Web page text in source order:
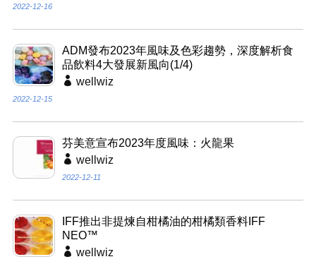
2022-12-16
ADM發布2023年風味及色彩趨勢，深度解析食
品飲料4大發展新風向(1/4)
wellwiz
2022-12-15
芬美意宣布2023年度風味：火龍果
wellwiz
2022-12-11
IFF推出非提煉自柑橘油的柑橘類香料IFF
NEO™
wellwiz